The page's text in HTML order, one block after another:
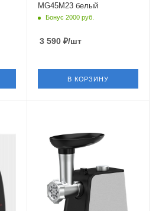
MG45M23 белый
Бонус 2000 руб.
3 590₽/шт
В КОРЗИНУ